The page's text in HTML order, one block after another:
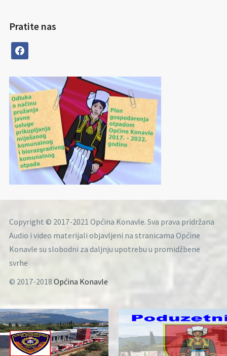
Pratite nas
facebook
Copyright © 2017-2021 Općina Konavle. Sva prava pridržana
Audio i video materijali objavljeni na stranicama Općine
Konavle su slobodni za daljnju upotrebu u promidžbene
svrhe
© 2017-2018 Općina Konavle